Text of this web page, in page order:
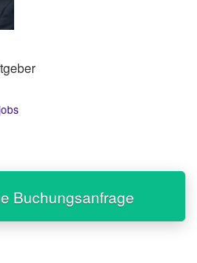
Buchungsanfrage